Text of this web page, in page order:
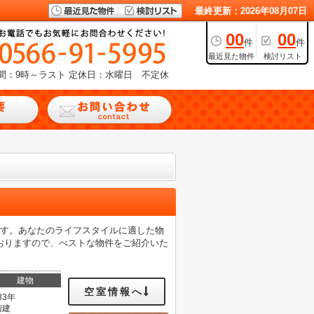
最終更新：2026年08月07日
00件
最近見た物件
00件
検討リスト
：9時～ラスト 定休日：水曜日 不定休
。あなたのライフスタイルに適した物
ますので、べストな物件をご紹介いた
建物
年
建
空室情報へ